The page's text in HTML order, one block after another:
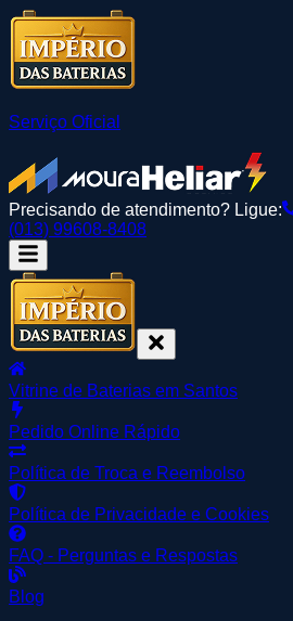
Serviço Oficial
Precisando de atendimento? Ligue:
(013) 99608-8408
Vitrine de Baterias em Santos
Pedido Online Rápido
Política de Troca e Reembolso
Política de Privacidade e Cookies
FAQ - Perguntas e Respostas
Blog